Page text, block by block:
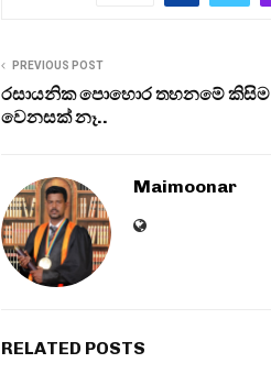
PREVIOUS POST
රසායනික පොහොර තහනමේ කිසිම
වෙනසක් නෑ..
Maimoonar
RELATED POSTS